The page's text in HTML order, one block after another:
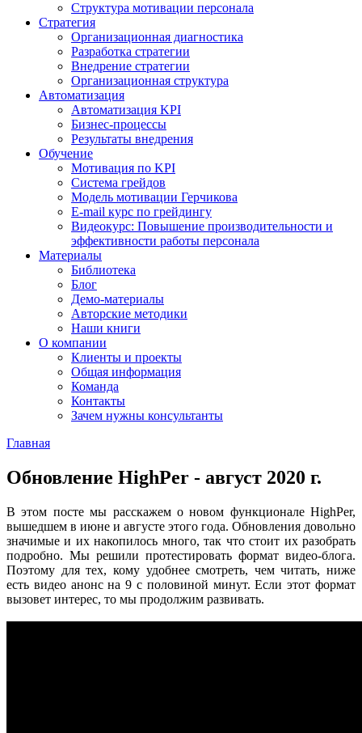
Структура мотивации персонала
Стратегия
Организационная диагностика
Разработка стратегии
Внедрение стратегии
Организационная структура
Автоматизация
Автоматизация KPI
Бизнес-процессы
Результаты внедрения
Обучение
Мотивация по KPI
Система грейдов
Модель мотивации Герчикова
E-mail курс по грейдингу
Видеокурс: Повышение производительности и
эффективности работы персонала
Материалы
Библиотека
Блог
Демо-материалы
Авторские методики
Наши книги
О компании
Клиенты и проекты
Общая информация
Команда
Контакты
Зачем нужны консультанты
Главная
Обновление HighPer - август 2020 г.
В этом посте мы расскажем о новом функционале HighPer,
вышедшем в июне и августе этого года. Обновления довольно
значимые и их накопилось много, так что стоит их разобрать
подробно. Мы решили протестировать формат видео-блога.
Поэтому для тех, кому удобнее смотреть, чем читать, ниже
есть видео анонс на 9 с половиной минут. Если этот формат
вызовет интерес, то мы продолжим развивать.